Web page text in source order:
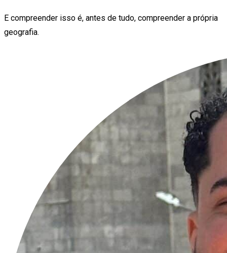
E compreender isso é, antes de tudo, compreender a própria
geografia.